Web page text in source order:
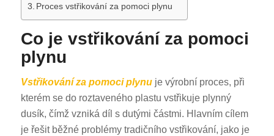
Proces vstřikování za pomoci plynu
Co je vstřikování za pomoci
plynu
Vstřikování za pomoci plynuje výrobní proces, při
kterém se do roztaveného plastu vstřikuje plynný
dusík, čímž vzniká díl s dutými částmi. Hlavním cílem
je řešit běžné problémy tradičního vstřikování, jako je